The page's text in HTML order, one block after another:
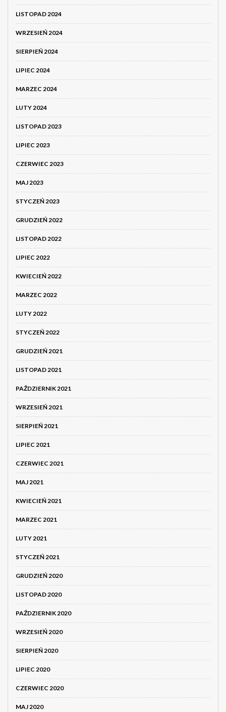
LISTOPAD 2024
WRZESIEŃ 2024
SIERPIEŃ 2024
LIPIEC 2024
MARZEC 2024
LUTY 2024
LISTOPAD 2023
LIPIEC 2023
CZERWIEC 2023
MAJ 2023
STYCZEŃ 2023
GRUDZIEŃ 2022
LISTOPAD 2022
LIPIEC 2022
KWIECIEŃ 2022
MARZEC 2022
LUTY 2022
STYCZEŃ 2022
GRUDZIEŃ 2021
LISTOPAD 2021
PAŹDZIERNIK 2021
WRZESIEŃ 2021
SIERPIEŃ 2021
LIPIEC 2021
CZERWIEC 2021
MAJ 2021
KWIECIEŃ 2021
MARZEC 2021
LUTY 2021
STYCZEŃ 2021
GRUDZIEŃ 2020
LISTOPAD 2020
PAŹDZIERNIK 2020
WRZESIEŃ 2020
SIERPIEŃ 2020
LIPIEC 2020
CZERWIEC 2020
MAJ 2020